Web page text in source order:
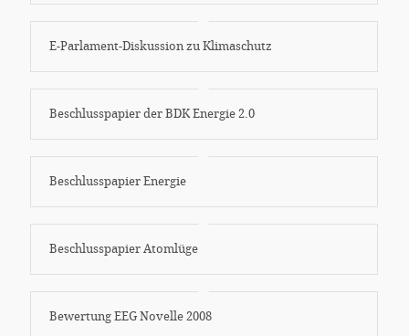
E-Parlament-Diskussion zu Klimaschutz
Beschlusspapier der BDK Energie 2.0
Beschlusspapier Energie
Beschlusspapier Atomlüge
Bewertung EEG Novelle 2008